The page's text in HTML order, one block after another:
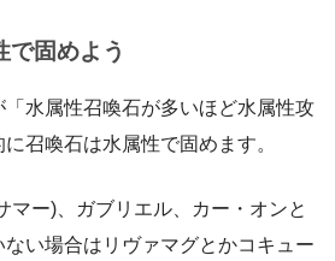
で固めよう
水属性召喚石が多いほど水属性攻
召喚石は水属性で固めます。
マー)、ガブリエル、カー・オンと
い場合はリヴァマグとかコキュー